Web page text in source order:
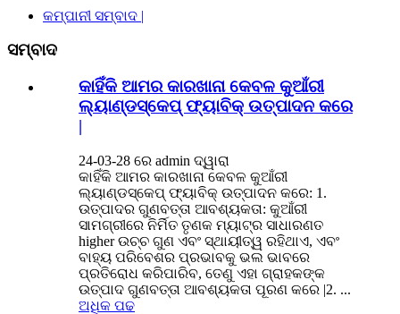
କମ୍ପାନୀ ସମ୍ବାଦ |
ସମ୍ବାଦ
କାହିଁକି ଆମର କାରଖାନା କେବଳ କୁଆଁରୀ
ଲ୍ୟାଣ୍ଡସ୍କେପ୍ ଫ୍ୟାବିକ୍ ଉତ୍ପାଦନ କରେ
|
24-03-28 ରେ admin ଦ୍ୱାରା
କାହିଁକି ଆମର କାରଖାନା କେବଳ କୁଆଁରୀ
ଲ୍ୟାଣ୍ଡସ୍କେପ୍ ଫ୍ୟାବିକ୍ ଉତ୍ପାଦନ କରେ: 1.
ଉତ୍ପାଦର ଗୁଣବତ୍ତା ଆବଶ୍ୟକତା: କୁଆଁରୀ
ସାମଗ୍ରୀରେ ନିର୍ମିତ ତୃଣକ ମ୍ୟାଟ୍ର ସାଧାରଣତ
higher ଉଚ୍ଚ ଗୁଣ ଏବଂ ସ୍ଥାୟୀତ୍ୱ ରହିଥାଏ, ଏବଂ
ବାହ୍ୟ ପରିବେଶର ପ୍ରଭାବକୁ ଭଲ ଭାବରେ
ପ୍ରତିରୋଧ କରିପାରିବ, ତେଣୁ ଏହା ଗ୍ରାହକଙ୍କ
ଉତ୍ପାଦ ଗୁଣବତ୍ତା ଆବଶ୍ୟକତା ପୂରଣ କରେ |2. ...
ଅଧିକ ପଢ